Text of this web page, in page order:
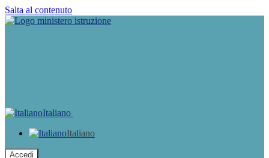
Salta al contenuto
Italiano
Italiano
Accedi